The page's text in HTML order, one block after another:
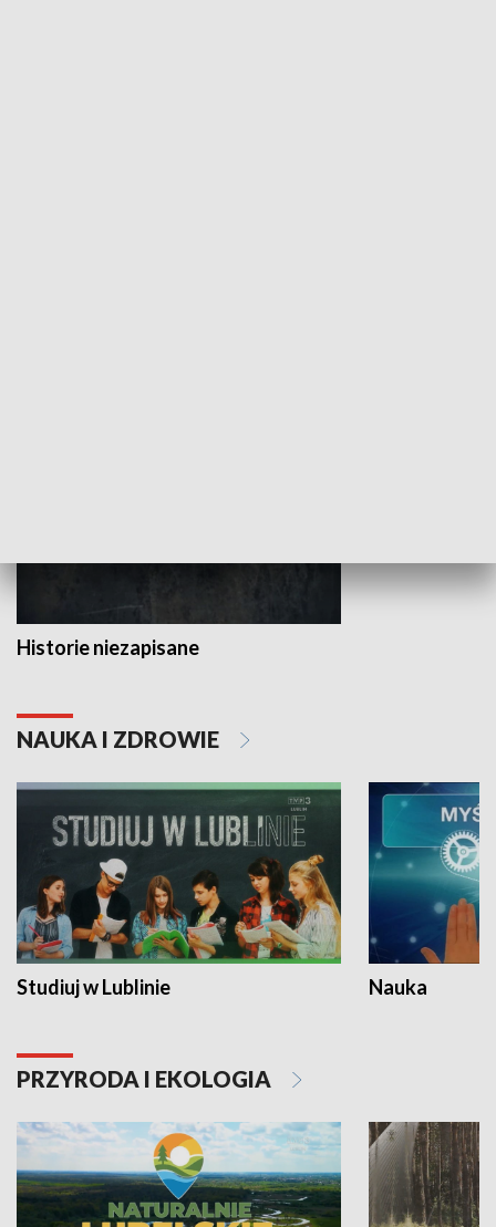
Historie niezapisane
NAUKA I ZDROWIE
Studiuj w Lublinie Nauka
PRZYRODA I EKOLOGIA